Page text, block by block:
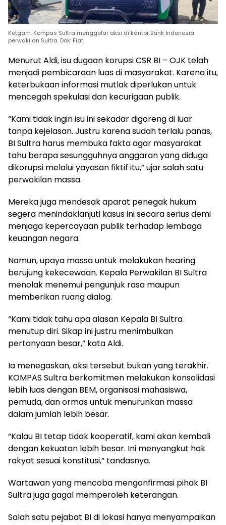
Ketgam: Kompas Sultra menggelar aksi di kantor Bank Indonesia
perwakilan Sultra. Dok: Fiat
Menurut Aldi, isu dugaan korupsi CSR BI – OJK telah
menjadi pembicaraan luas di masyarakat. Karena itu,
keterbukaan informasi mutlak diperlukan untuk
mencegah spekulasi dan kecurigaan publik.
“Kami tidak ingin isu ini sekadar digoreng di luar
tanpa kejelasan. Justru karena sudah terlalu panas,
BI Sultra harus membuka fakta agar masyarakat
tahu berapa sesungguhnya anggaran yang diduga
dikorupsi melalui yayasan fiktif itu,” ujar salah satu
perwakilan massa.
Mereka juga mendesak aparat penegak hukum
segera menindaklanjuti kasus ini secara serius demi
menjaga kepercayaan publik terhadap lembaga
keuangan negara.
Namun, upaya massa untuk melakukan hearing
berujung kekecewaan. Kepala Perwakilan BI Sultra
menolak menemui pengunjuk rasa maupun
memberikan ruang dialog.
“Kami tidak tahu apa alasan Kepala BI Sultra
menutup diri. Sikap ini justru menimbulkan
pertanyaan besar,” kata Aldi.
Ia menegaskan, aksi tersebut bukan yang terakhir.
KOMPAS Sultra berkomitmen melakukan konsolidasi
lebih luas dengan BEM, organisasi mahasiswa,
pemuda, dan ormas untuk menurunkan massa
dalam jumlah lebih besar.
“Kalau BI tetap tidak kooperatif, kami akan kembali
dengan kekuatan lebih besar. Ini menyangkut hak
rakyat sesuai konstitusi,” tandasnya.
Wartawan yang mencoba mengonfirmasi pihak BI
Sultra juga gagal memperoleh keterangan.
Salah satu pejabat BI di lokasi hanya menyampaikan